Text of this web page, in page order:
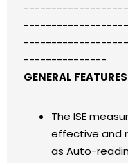
---------------
GENERAL FEATURES
The ISE
effective and
as Auto-